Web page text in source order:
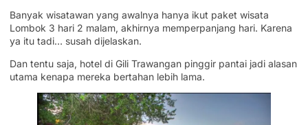
Banyak wisatawan yang awalnya hanya ikut paket wisata
Lombok 3 hari 2 malam, akhirnya memperpanjang hari. Karena
ya itu tadi… susah dijelaskan.
Dan tentu saja, hotel di Gili Trawangan pinggir pantai jadi alasan
utama kenapa mereka bertahan lebih lama.